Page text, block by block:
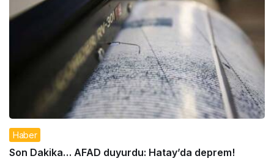
Haber
Son Dakika… AFAD duyurdu: Hatay’da deprem!